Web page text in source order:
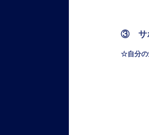
③ サ
☆自分の